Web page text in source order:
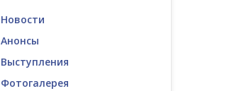
Новости
Анонсы
Выступления
Фотогалерея